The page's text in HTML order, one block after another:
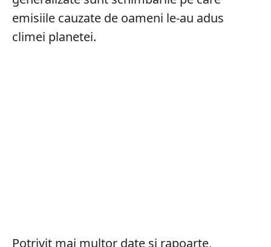
emisiile cauzate de oameni le-au adus
climei planetei.
Potrivit mai multor date și rapoarte,